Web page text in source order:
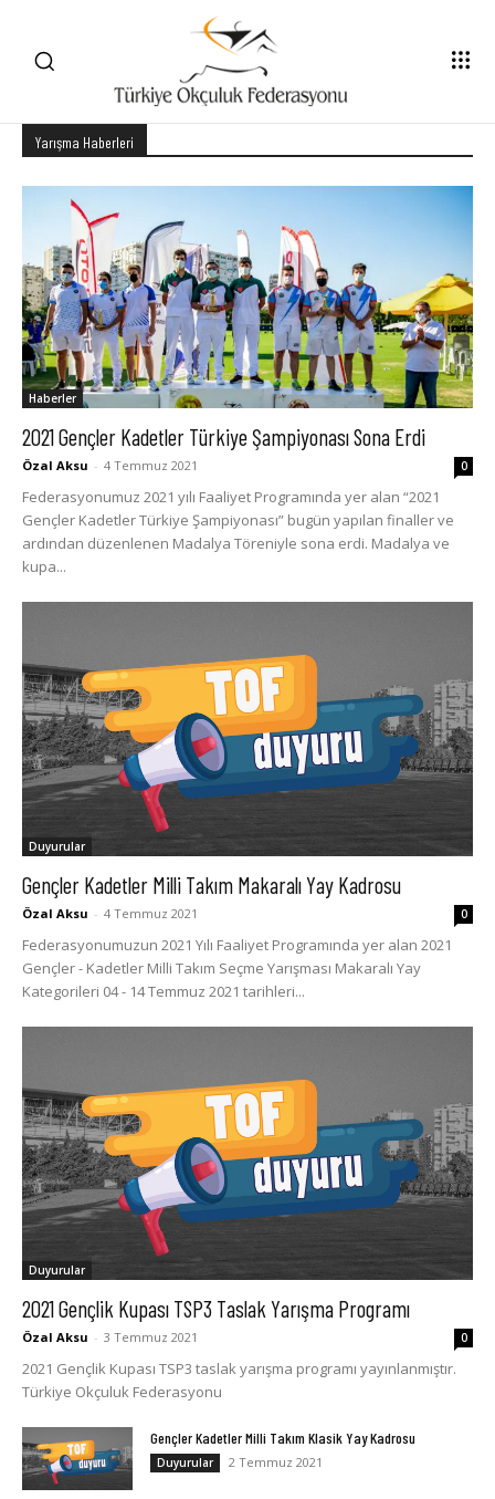
Yarışma Haberleri
Haberler
2021 Gençler Kadetler Türkiye Şampiyonası Sona Erdi
Özal Aksu - 4 Temmuz 2021 0
Federasyonumuz 2021 yılı Faaliyet Programında yer alan “2021
Gençler Kadetler Türkiye Şampiyonası” bugün yapılan finaller ve
ardından düzenlenen Madalya Töreniyle sona erdi. Madalya ve
kupa...
Duyurular
Gençler Kadetler Milli Takım Makaralı Yay Kadrosu
Özal Aksu - 4 Temmuz 2021 0
Federasyonumuzun 2021 Yılı Faaliyet Programında yer alan 2021
Gençler - Kadetler Milli Takım Seçme Yarışması Makaralı Yay
Kategorileri 04 - 14 Temmuz 2021 tarihleri...
Duyurular
2021 Gençlik Kupası TSP3 Taslak Yarışma Programı
Özal Aksu - 3 Temmuz 2021 0
2021 Gençlik Kupası TSP3 taslak yarışma programı yayınlanmıştır.
Türkiye Okçuluk Federasyonu
Gençler Kadetler Milli Takım Klasik Yay Kadrosu
Duyurular 2 Temmuz 2021